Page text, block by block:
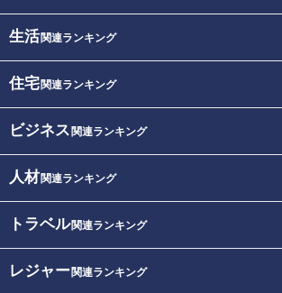
生活関連ランキング
住宅関連ランキング
ビジネス 関連ランキング
人材関連ランキング
トラベル関連ランキング
レジャー関連ランキング